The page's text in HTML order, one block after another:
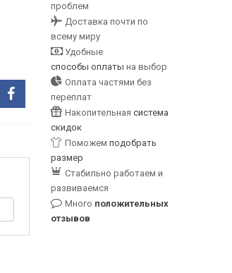
проблем
Доставка почти по
всему миру
Удобные
способы оплаты на выбор
Оплата частями без
переплат
Накопительная система
скидок
Поможем подобрать
размер
Стабильно работаем и
развиваемся
Много положительных
отзывов